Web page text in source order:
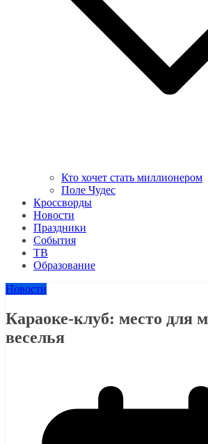
Кто хочет стать миллионером
Поле Чудес
Кроссворды
Новости
Праздники
События
ТВ
Образование
Новости
Караоке-клуб: место для
веселья